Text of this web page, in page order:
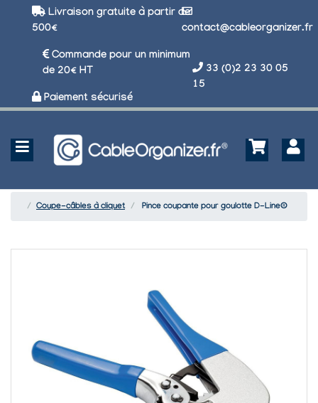
Livraison gratuite à partir de
500€
Commande pour un minimum
de 20€ HT
Paiement sécurisé
contact@cableorganizer.fr
33 (0)2 23 30 05
15
Coupe-câbles à cliquet Pince coupante pour goulotte D-Line®